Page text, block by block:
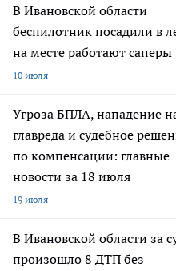
В Ивановской области
беспилотник посадили в
на месте работают саперы
10 июля
Угроза БПЛА, нападение
главреда и судебное
по компенсации: главные
новости за 18 июля
19 июля
В Ивановской области за
произошло 8 ДТП без